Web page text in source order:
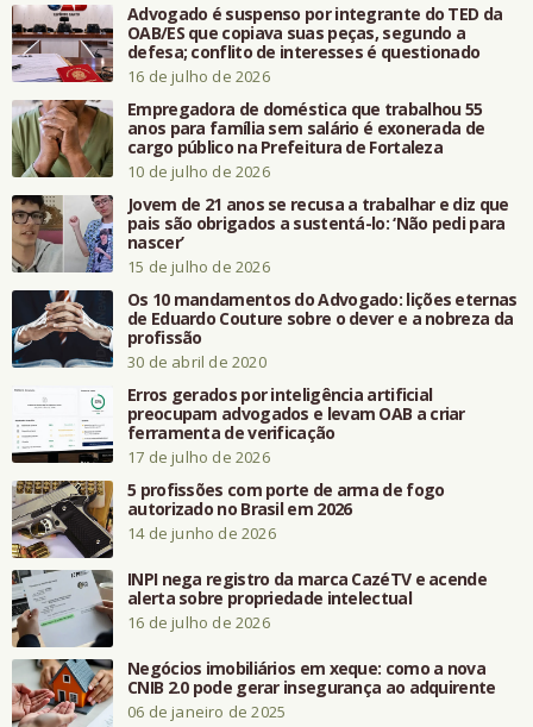
Advogado é suspenso por integrante do TED da
OAB/ES que copiava suas peças, segundo a
defesa; conflito de interesses é questionado
16 de julho de 2026
Empregadora de doméstica que trabalhou 55
anos para família sem salário é exonerada de
cargo público na Prefeitura de Fortaleza
10 de julho de 2026
Jovem de 21 anos se recusa a trabalhar e diz que
pais são obrigados a sustentá-lo: ‘Não pedi para
nascer’
15 de julho de 2026
Os 10 mandamentos do Advogado: lições eternas
de Eduardo Couture sobre o dever e a nobreza da
profissão
30 de abril de 2020
Erros gerados por inteligência artificial
preocupam advogados e levam OAB a criar
ferramenta de verificação
17 de julho de 2026
5 profissões com porte de arma de fogo
autorizado no Brasil em 2026
14 de junho de 2026
INPI nega registro da marca CazéTV e acende
alerta sobre propriedade intelectual
16 de julho de 2026
Negócios imobiliários em xeque: como a nova
CNIB 2.0 pode gerar insegurança ao adquirente
06 de janeiro de 2025